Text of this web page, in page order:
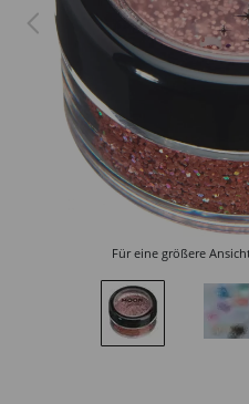
Für eine größere